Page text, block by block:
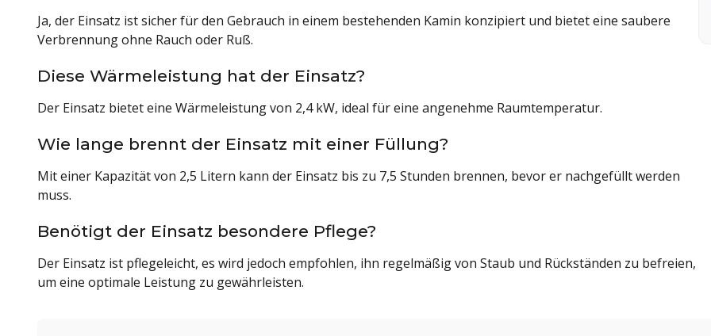
Ja, der Einsatz ist sicher für den Gebrauch in einem bestehenden Kamin konzipiert und bietet eine saubere
Verbrennung ohne Rauch oder Ruß.
Diese Wärmeleistung hat der Einsatz?
Der Einsatz bietet eine Wärmeleistung von 2,4 kW, ideal für eine angenehme Raumtemperatur.
Wie lange brennt der Einsatz mit einer Füllung?
Mit einer Kapazität von 2,5 Litern kann der Einsatz bis zu 7,5 Stunden brennen, bevor er nachgefüllt werden
muss.
Benötigt der Einsatz besondere Pflege?
Der Einsatz ist pflegeleicht, es wird jedoch empfohlen, ihn regelmäßig von Staub und Rückständen zu befreien,
um eine optimale Leistung zu gewährleisten.